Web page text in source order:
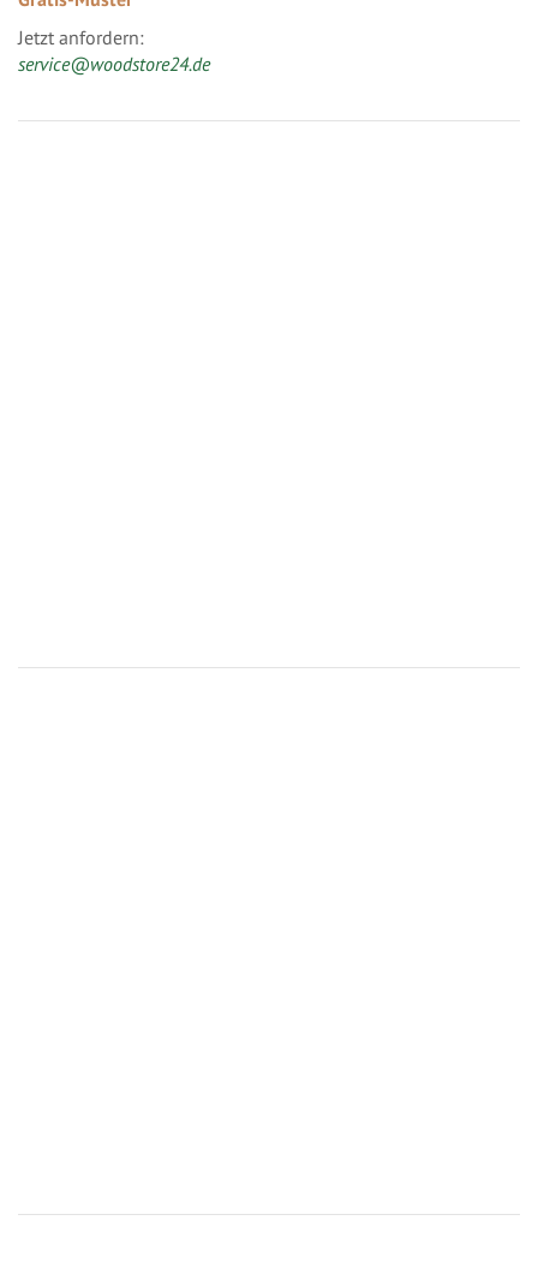
Jetzt anfordern:
service@woodstore24.de